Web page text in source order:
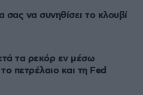
να συνηθίσει το κλουβί
τα ρεκόρ εν μέσω
πετρέλαιο και τη Fed